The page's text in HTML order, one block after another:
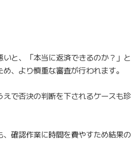
と、「本当に返済できるのか？」と
、より慎重な審査が行われます。
えで否決の判断を下されるケースも珍
確認作業に時間を費やすため結果の